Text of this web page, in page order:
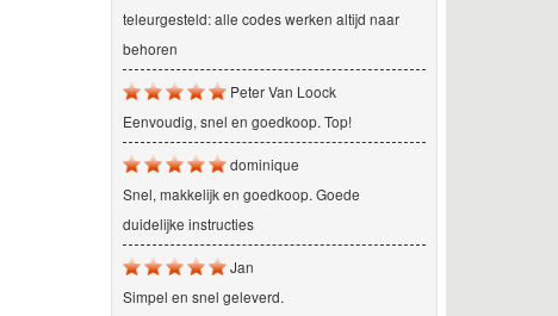
teleurgesteld: alle codes werken altijd naar
behoren
Peter Van Loock
Eenvoudig, snel en goedkoop. Top!
dominique
Snel, makkelijk en goedkoop. Goede
duidelijke instructies
Jan
Simpel en snel geleverd.